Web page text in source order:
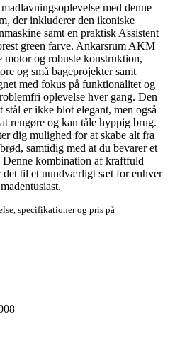
med denne
der inkluderer den ikoniske
samt en praktisk Assistent
green farve. Ankarsrum AKM
og robuste konstruktion,
og små bageprojekter samt
med fokus på funktionalitet og
oplevelse hver gang. Den
er ikke blot elegant, men også
rengøre og kan tåle hyppig brug.
dig mulighed for at skabe alt fra
samtidig med at du bevarer et
kombination af kraftfuld
det til et uundværligt sæt for enhver
specifikationer og pris på